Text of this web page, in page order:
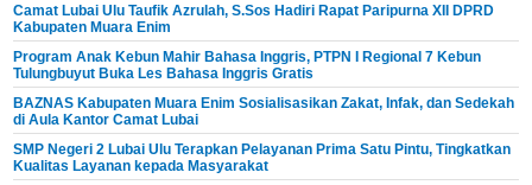
Camat Lubai Ulu Taufik Azrulah, S.Sos Hadiri Rapat Paripurna XII DPRD
Kabupaten Muara Enim
Program Anak Kebun Mahir Bahasa Inggris, PTPN I Regional 7 Kebun
Tulungbuyut Buka Les Bahasa Inggris Gratis
BAZNAS Kabupaten Muara Enim Sosialisasikan Zakat, Infak, dan Sedekah
di Aula Kantor Camat Lubai
SMP Negeri 2 Lubai Ulu Terapkan Pelayanan Prima Satu Pintu, Tingkatkan
Kualitas Layanan kepada Masyarakat